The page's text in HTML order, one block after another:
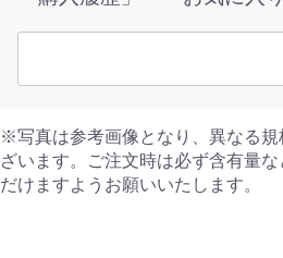
※写真は参考画像となり、異なる
ざいます。ご注文時は必ず含有量
だけますようお願いいたします。